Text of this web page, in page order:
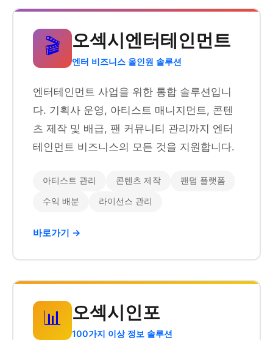
🎬 오섹시엔터테인먼트
엔터 비즈니스 올인원 솔루션
엔터테인먼트 사업을 위한 통합 솔루션입니
다. 기획사 운영, 아티스트 매니지먼트, 콘텐
츠 제작 및 배급, 팬 커뮤니티 관리까지 엔터
테인먼트 비즈니스의 모든 것을 지원합니다.
아티스트 관리 콘텐츠 제작 팬덤 플랫폼
수익 배분 라이선스 관리
바로가기 →
📊 오섹시인포
100가지 이상 정보 솔루션